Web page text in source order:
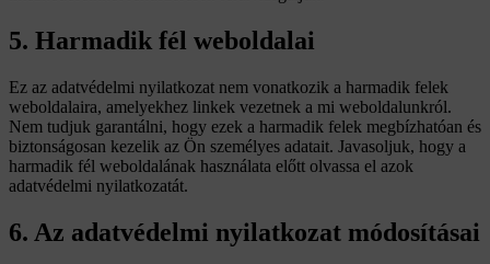
5. Harmadik fél weboldalai
Ez az adatvédelmi nyilatkozat nem vonatkozik a harmadik felek
weboldalaira, amelyekhez linkek vezetnek a mi weboldalunkról.
Nem tudjuk garantálni, hogy ezek a harmadik felek megbízhatóan és
biztonságosan kezelik az Ön személyes adatait. Javasoljuk, hogy a
harmadik fél weboldalának használata előtt olvassa el azok
adatvédelmi nyilatkozatát.
6. Az adatvédelmi nyilatkozat módosításai